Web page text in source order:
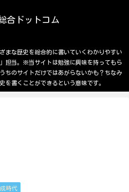
合ドットコム
まな歴史を総合的に書いていくわかりやすい
担当。※当サイトは勉強に興味を持ってもら
ちのサイトだけではあがらないかも？ちなみ
を書くことができるという意味です。
時代